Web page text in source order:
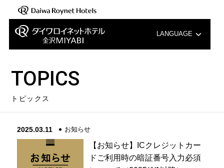
LANGUAGE
TOPICS
トピックス
2025.03.11 お知らせ
【お知らせ】ICクレジットカー
ドご利用時の暗証番号入力必須